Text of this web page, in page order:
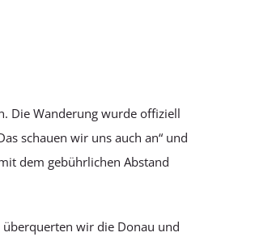
Die Wanderung wurde offiziell
schauen wir uns auch an“ und
dem gebührlichen Abstand
überquerten wir die Donau und